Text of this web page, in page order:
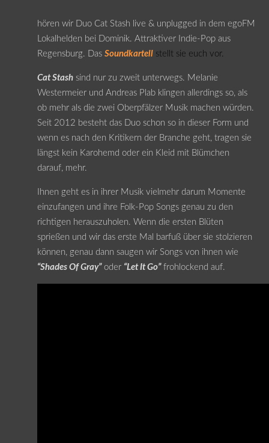
hören wir Duo Cat Stash live & unplugged in dem egoFM
Lokalhelden bei Dominik. Attraktiver Indie-Pop aus
Regensburg. Das Soundkartell stellt sie euch vor.
Cat Stashsind nur zu zweit unterwegs. Melanie
Westermeier und Andreas Plab klingen allerdings so, als
ob mehr als die zwei Oberpfälzer Musik machen würden.
Seit 2012 besteht das Duo schon so in dieser Form und
wenn es nach den Kritikern der Branche geht, tragen sie
längst kein Karohemd oder ein Kleid mit Blümchen
darauf, mehr.
Ihnen geht es in ihrer Musik vielmehr darum Momente
einzufangen und ihre Folk-Pop Songs genau zu den
richtigen herauszuholen. Wenn die ersten Blüten
sprießen und wir das erste Mal barfuß über sie stolzieren
können, genau dann saugen wir Songs von ihnen wie
“Shades Of Gray”oder “Let It Go”frohlockend auf.